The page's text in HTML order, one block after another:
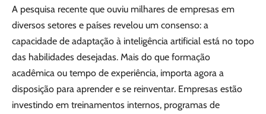
A pesquisa recente que ouviu milhares de empresas em
diversos setores e países revelou um consenso: a
capacidade de adaptação à inteligência artificial está no topo
das habilidades desejadas. Mais do que formação
acadêmica ou tempo de experiência, importa agora a
disposição para aprender e se reinventar. Empresas estão
investindo em treinamentos internos, programas de